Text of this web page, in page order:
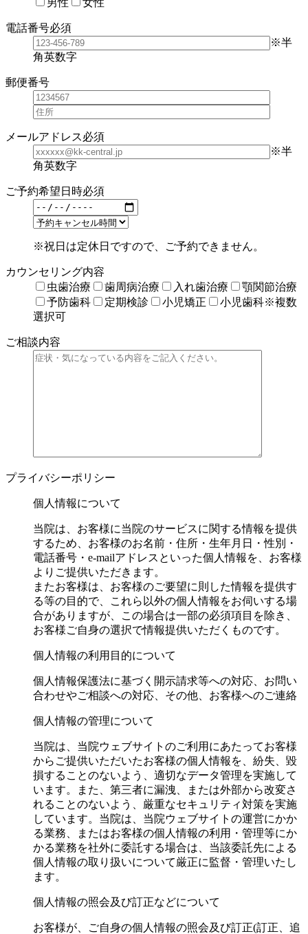
電話番号必須
※半
角英数字
郵便番号
メールアドレス必須
※半
角英数字
ご予約希望日時必須
※祝日は定休日ですので、ご予約できません。
カウンセリング内容
虫歯治療
歯周病治療 入れ歯治療
顎関節治療
予防歯科
定期検診 小児矯正 小児歯科※複数
選択可
ご相談内容
プライバシーポリシー
個人情報について
当院は、お客様に当院のサービスに関する情報を提供
するため、お客様のお名前・住所・生年月日・性別・
電話番号・e-mailアドレスといった個人情報を、お客様
よりご提供いただきます。
またお客様は、お客様のご要望に則した情報を提供す
る等の目的で、これら以外の個人情報をお伺いする場
合がありますが、この場合は一部の必須項目を除き、
お客様ご自身の選択で情報提供いただくものです。
個人情報の利用目的について
個人情報保護法に基づく開示請求等への対応、お問い
合わせやご相談への対応、その他、お客様へのご連絡
個人情報の管理について
当院は、当院ウェブサイトのご利用にあたってお客様
からご提供いただいたお客様の個人情報を、紛失、毀
損することのないよう、適切なデータ管理を実施して
います。また、第三者に漏洩、または外部から改変さ
れることのないよう、厳重なセキュリティ対策を実施
しています。当院は、当院ウェブサイトの運営にかか
る業務、またはお客様の個人情報の利用・管理等にか
かる業務を社外に委託する場合は、当該委託先による
個人情報の取り扱いについて厳正に監督・管理いたし
ます。
個人情報の照会及び訂正などについて
お客様が、ご自身の個人情報の照会及び訂正(訂正、追